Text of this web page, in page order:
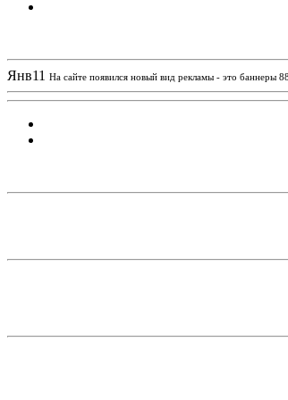
Янв11 На сайте появился новый вид рекламы - это баннеры